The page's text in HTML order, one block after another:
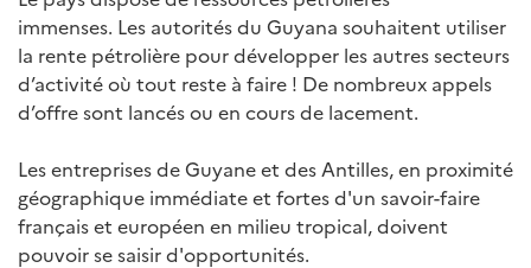
immenses. Les autorités du Guyana souhaitent utiliser
la rente pétrolière pour développer les autres secteurs
d’activité où tout reste à faire ! De nombreux appels
d’offre sont lancés ou en cours de lacement.
Les entreprises de Guyane et des Antilles, en proximité
géographique immédiate et fortes d'un savoir-faire
français et européen en milieu tropical, doivent
pouvoir se saisir d'opportunités.